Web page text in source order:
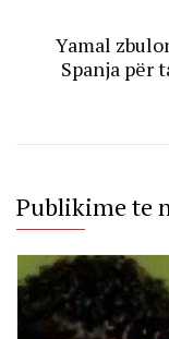
Yamal
Spanja për
Publikime te